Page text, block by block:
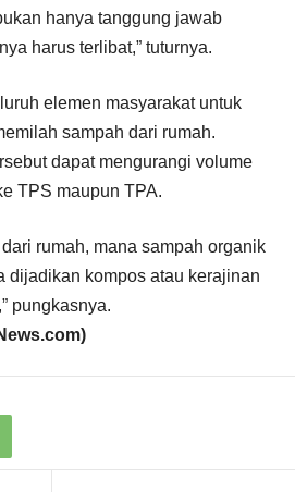
hanya tanggung jawab
harus terlibat,” tuturnya.
elemen masyarakat untuk
sampah dari rumah.
dapat mengurangi volume
TPS maupun TPA.
rumah, mana sampah organik
dijadikan kompos atau kerajinan
pungkasnya.